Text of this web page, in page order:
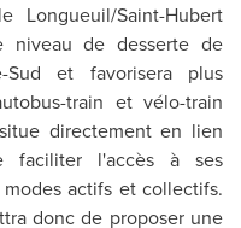
Longueuil/Saint-Hubert
niveau de desserte de
et favorisera plus
train et vélo-train
directement en lien
faciliter l'accès à ses
actifs et collectifs.
donc de proposer une